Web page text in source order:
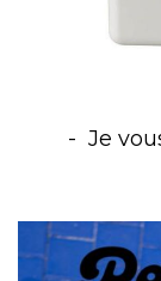
Je